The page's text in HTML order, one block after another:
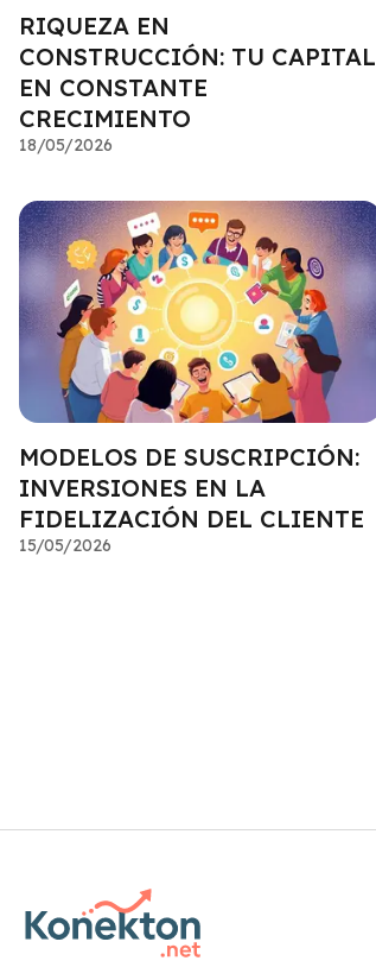
RIQUEZA EN
CONSTRUCCIÓN: TU CAPITAL
EN CONSTANTE
CRECIMIENTO
18/05/2026
MODELOS DE SUSCRIPCIÓN:
INVERSIONES EN LA
FIDELIZACIÓN DEL CLIENTE
15/05/2026